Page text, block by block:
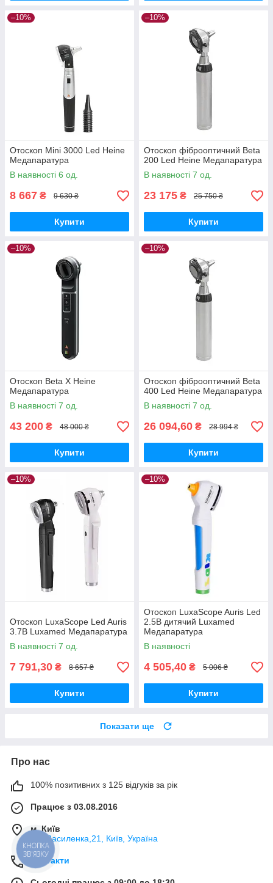
–10%
Отоскоп Mini 3000 Led Heine
Медапаратура
В наявності 6 од.
8 667 ₴ 9 630 ₴
Купити
–10%
Отоскоп фіброоптичний Beta
200 Led Heine Медапаратура
В наявності 7 од.
23 175 ₴ 25 750 ₴
Купити
–10%
Отоскоп Beta X Heine
Медапаратура
В наявності 7 од.
43 200 ₴ 48 000 ₴
Купити
–10%
Отоскоп фіброоптичний Beta
400 Led Heine Медапаратура
В наявності 7 од.
26 094,60 ₴ 28 994 ₴
Купити
–10%
Отоскоп LuxaScope Led Auris
3.7В Luxamed Медапаратура
В наявності 7 од.
7 791,30 ₴ 8 657 ₴
Купити
–10%
Отоскоп LuxaScope Auris Led
2.5В дитячий Luxamed
Медапаратура
В наявності
4 505,40 ₴ 5 006 ₴
Купити
Показати ще
Про нас
100% позитивних з 125 відгуків за рік
Працює з 03.08.2016
м. Київ
вул.Василенка,21, Київ, Україна
Контакти
КНОПКА
ЗВ'ЯЗКУ